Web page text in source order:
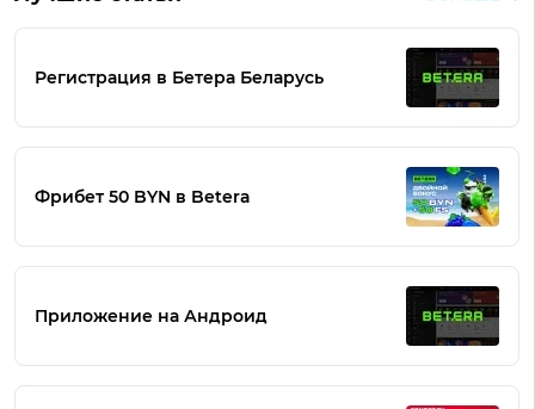
Регистрация в Бетера Беларусь
Фрибет 50 BYN в Betera
Приложение на Андроид